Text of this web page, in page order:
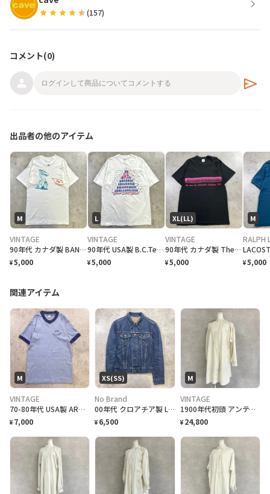
star star star star star(157) chevron_right
コメント(0)
send
出品者の他のアイテム
M
VINTAGE
90年代 カナダ製 BAND NORWITCH ワンポイントロゴプリントTシャツ メンズM相当 古着 90s VINTAGE ヴィンテージ ドラゴン バックプリント シングルステッチ 白色
¥5,000
L
VINTAGE
90年代 USA製 B.C.Tee celebrate アートプリントTシャツ メンズL相当 古着 90s VINTAGE ヴィンテージ カナダ BC州 100周年記念 シングルステッチ 白色
¥5,000
XL(LL)
VINTAGE
90年代 カナダ製 The Run For Chiropractic Education チャリティプリントTシャツ メンズXL 古着 1991 90s VINTAGE ヴィンテージ マラソン アドバタイジング シングルステッチ 黒色
¥5,000
M
RALPH
¥5,000
関連アイテム
M
VINTAGE
70-80年代 USA製 ARTEX FBI ACADEMY リンガー Tシャツ レディースM相当 メンズXS相当 キッズ ヴィンテージ VINTAGE 霜降り ライトブルー
¥ 7,000
XS(SS)
No Brand
00年代 クロアチア製 Levi's ユーロリーバイス 70590-0402 デニムジャケット レディースXS相当 古着 00s ヴィンテージ VINTAGE アメカジ トラッカージャケット
¥ 6,500
M
VINTAGE
1900年代初頭 アンティーク リネンスモック グランパシャツ ワンピース 羊飼い レディースXL相当 メンズM−L相当 古着 VINTAGE ユーロヴィンテージ フランスアンティーク 白色
¥ 24,800